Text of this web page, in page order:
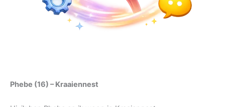
Phebe (16) – Kraaiennest